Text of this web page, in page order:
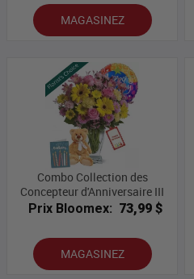
MAGASINEZ
Combo Collection des
Concepteur d'Anniversaire III
Prix Bloomex: 73,99 $
MAGASINEZ